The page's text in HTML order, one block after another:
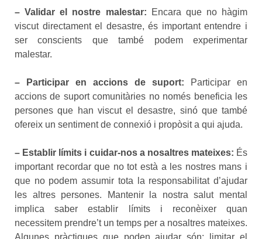
– Validar el nostre malestar: Encara que no hàgim
viscut directament el desastre, és important entendre i
ser conscients que també podem experimentar
malestar.
– Participar en accions de suport: Participar en
accions de suport comunitàries no només beneficia les
persones que han viscut el desastre, sinó que també
ofereix un sentiment de connexió i propòsit a qui ajuda.
– Establir límits i cuidar-nos a nosaltres mateixes: És
important recordar que no tot està a les nostres mans i
que no podem assumir tota la responsabilitat d’ajudar
les altres persones. Mantenir la nostra salut mental
implica saber establir límits i reconèixer quan
necessitem prendre’t un temps per a nosaltres mateixes.
Algunes pràctiques que poden ajudar són: limitar el